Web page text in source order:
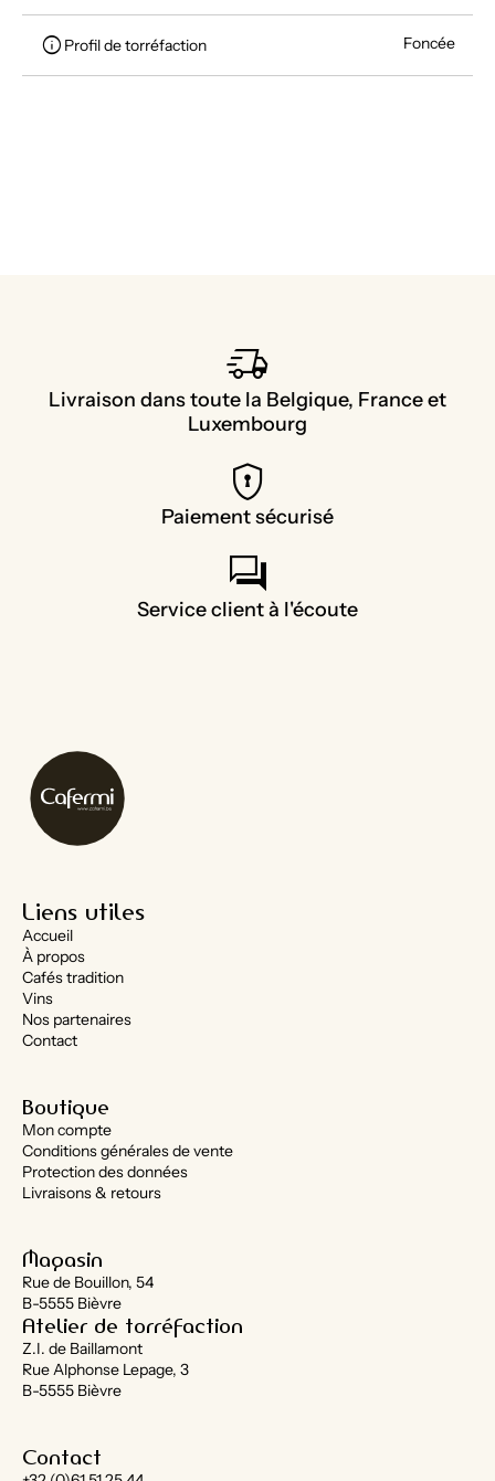
info Profil de torréfaction Foncée
delivery_truck_speed
Livraison dans toute la Belgique, France et
Luxembourg
encrypted
Paiement sécurisé
forum
Service client à l'écoute
Liens utiles
Accueil
À propos
Cafés tradition
Vins
Nos partenaires
Contact
Boutique
Mon compte
Conditions générales de vente
Protection des données
Livraisons & retours
Magasin
Rue de Bouillon, 54
B-5555 Bièvre
Atelier de torréfaction
Z.I. de Baillamont
Rue Alphonse Lepage, 3
B-5555 Bièvre
Contact